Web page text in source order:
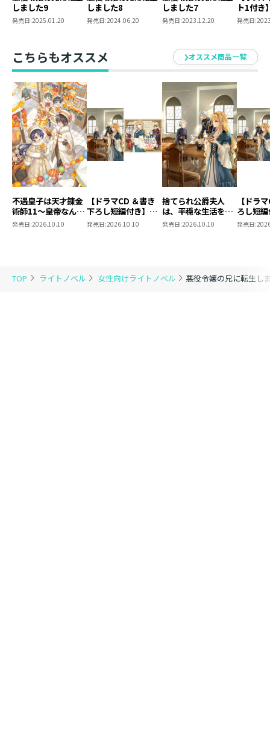
TOP ライトノベル 女性向けライトノベル 悪役令嬢の兄に転生し
います。
幼少期の夢は小説家か漫画家か大物演歌歌手でした。
●イラストレーター
キャナリーヌ（Canarinu）
はじめまして、本作のイラストを担当させていただきま
す、キャナリーヌです。少年が活躍する作品のお仕事を
するのが夢でした。
イラストも一緒に楽しんでいただけますと幸いです！
兄妹+従者尊い……！
しました9
発売日:2025.01.20
しました8
発売日:2024.06.20
しました7
発売日:2023.12.20
ト1付き
の兄に
発売日:
こちらもオススメ オススメ商品一覧
不遇皇子は天才錬金
術師11～皇帝なんて
柄じゃないので弟妹
発売日:2026.10.10
【ドラマCD ＆書き
下ろし短編付き】捨
てられ公爵夫人は、
発売日:2026.10.10
捨てられ公爵夫人
は、平穏な生活をお
望みのようです5
発売日:2026.10.10
【ドラ
ろし短
られ公
発売日: